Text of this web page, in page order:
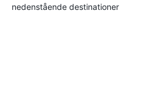
nedenstående destinationer